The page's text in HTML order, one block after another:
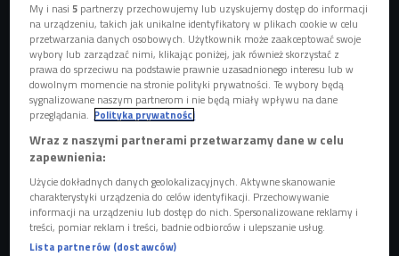
Kadr z filmu "Mentor" Foto: mat.pras./MDAG
Tegorocznym hasłem festiwalu Millenium Docs Against
Gravitysą "Poszukiwania". Z jednej strony odnosi się ono
do pracy twórców i twórczyń, którzy są w nieustannym
poszukiwaniu najlepszych sposobów na opowiadanie o
rzeczywistości. Z drugiej - do festiwalowej publiczności,
która szuka w programie MDAG wiedzy, inspiracji i narzędzi
do zrozumienia świata. To wspólne poszukiwanie czegoś
więcej: porozumienia i wspólnych wartości, w czasach
polaryzacji i niepewności.
My i nasi5 partnerzy przechowujemy lub uzyskujemy dostęp do informacji
na urządzeniu, takich jak unikalne identyfikatory w plikach cookie w celu
przetwarzania danych osobowych. Użytkownik może zaakceptować swoje
wybory lub zarządzać nimi, klikając poniżej, jak również skorzystać z
prawa do sprzeciwu na podstawie prawnie uzasadnionego interesu lub w
dowolnym momencie na stronie polityki prywatności. Te wybory będą
sygnalizowane naszym partnerom i nie będą miały wpływu na dane
przeglądania. Polityka prywatności
Wraz z naszymi partnerami przetwarzamy dane w celu
zapewnienia:
Użycie dokładnych danych geolokalizacyjnych. Aktywne skanowanie
charakterystyki urządzenia do celów identyfikacji. Przechowywanie
informacji na urządzeniu lub dostęp do nich. Spersonalizowane reklamy i
treści, pomiar reklam i treści, badnie odbiorców i ulepszanie usług.
Lista partnerów (dostawców)